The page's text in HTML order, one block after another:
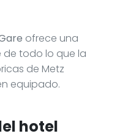
ofrece una
todo lo que la
de Metz
equipado.
hotel